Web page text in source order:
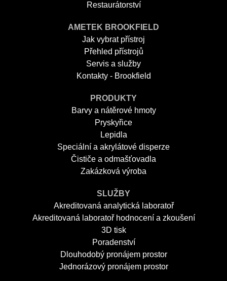
Restaurátorství
AMETEK BROOKFIELD
Jak vybrat přístroj
Přehled přístrojů
Servis a služby
Kontakty - Brookfield
PRODUKTY
Barvy a nátěrové hmoty
Pryskyřice
Lepidla
Speciální a akrylátové disperze
Čističe a odmašťovadla
Zakázková výroba
SLUŽBY
Akreditovaná analytická laboratoř
Akreditovaná laboratoř hodnocení a zkoušení
3D tisk
Poradenství
Dlouhodobý pronájem prostor
Jednorázový pronájem prostor